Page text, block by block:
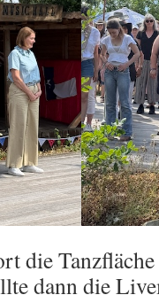
die
dann die